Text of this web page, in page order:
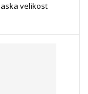
velikost